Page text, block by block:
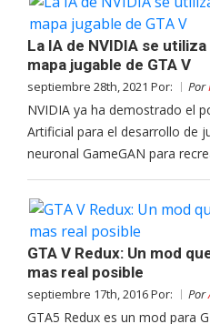
La IA de NVIDIA se
mapa jugable de GTA V
septiembre 28th, 2021 Por: Por
NVIDIA ya ha demostrado el
Artificial para el desarrollo de
neuronal GameGAN para
GTA V Redux: Un mod
mas real posible
septiembre 17th, 2016 Por: Por
GTA5 Redux es un mod para